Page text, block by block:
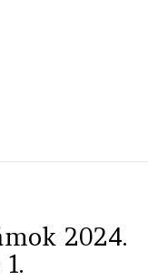
2024.